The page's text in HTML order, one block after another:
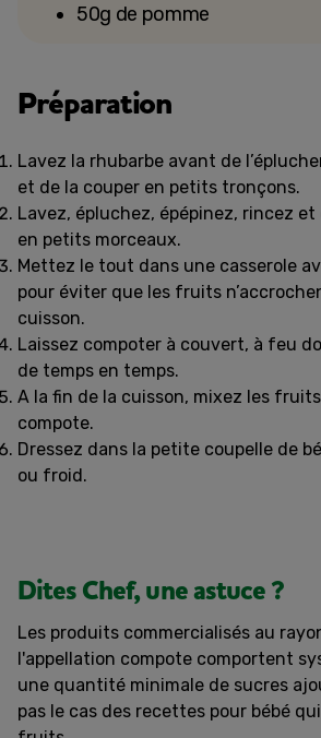
50g de pomme
Préparation
Lavez la rhubarbe avant de
et de la couper en petits tronçons.
Lavez, épluchez, épépinez, rincez et
en petits morceaux.
Mettez le tout dans une casserole
pour éviter que les fruits
cuisson.
Laissez compoter à couvert, à feu
de temps en temps.
A la fin de la cuisson, mixez les
compote.
Dressez dans la petite coupelle de
ou froid.
Dites Chef, une astuce ?
Les produits commercialisés au
l'appellation compote comportent
une quantité minimale de sucres
pas le cas des recettes pour bébé